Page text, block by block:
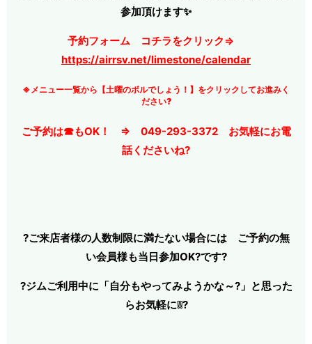
参加頂けます✨
予約フォーム コチラをクリック⇒
https://airrsv.net/limestone/calendar
※メニュー一覧から【土曜のボルでしょう！】をクリックしてお進みく
ださい?
ご予約は☎もOK！ ⇒ 049-293-3372 お気軽にお電
話くださいね?
?ご来店者様の人数制限に満たない場合には ご予約の無
い会員様も当日参加OK?です?
?ジムご利用中に「自分もやってみようかな～?」と思った
らお気軽に❕❕?